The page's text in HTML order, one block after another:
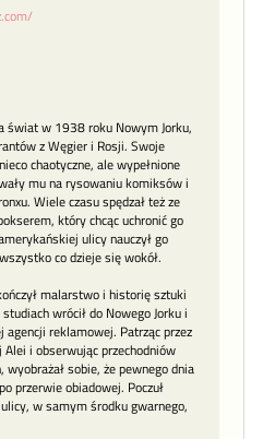
świat w 1938 roku Nowym Jorku,
z Węgier i Rosji. Swoje
chaotyczne, ale wypełnione
mu na rysowaniu komiksów i
Wiele czasu spędzał też ze
który chcąc uchronić go
ulicy nauczył go
co dzieje się wokół.
malarstwo i historię sztuki
wrócił do Nowego Jorku i
agencji reklamowej. Patrząc przez
i obserwując przechodniów
wyobrażał sobie, że pewnego dnia
przerwie obiadowej. Poczuł
w samym środku gwarnego,